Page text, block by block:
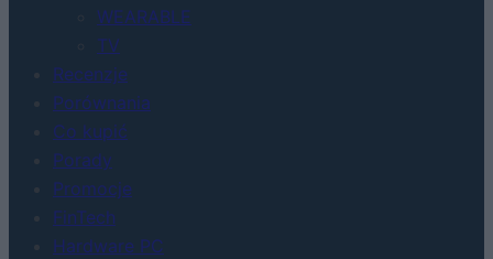
WEARABLE
TV
Recenzje
Porównania
Co kupić
Porady
Promocje
FinTech
Hardware PC